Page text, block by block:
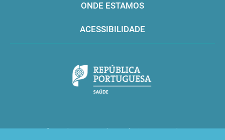
ONDE ESTAMOS
ACESSIBILIDADE
Infarmed © 2016. Todos os direitos reservados